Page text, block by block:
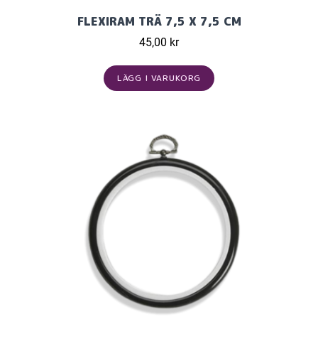
FLEXIRAM TRÄ 7,5 X 7,5 CM
45,00 kr
LÄGG I VARUKORG